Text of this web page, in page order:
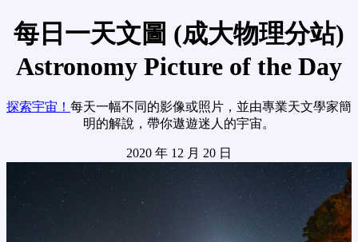
每日一天文圖 (成大物理分站)
Astronomy Picture of the Day
探索宇宙！ 每天一幅不同的影像或照片，並由專業天文學家簡
明的解說，帶你遨遊迷人的宇宙。
2020 年 12 月 20 日